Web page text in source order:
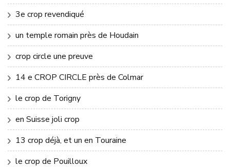
3e crop revendiqué
un temple romain près de Houdain
crop circle une preuve
14 e CROP CIRCLE près de Colmar
le crop de Torigny
en Suisse joli crop
13 crop déjà, et un en Touraine
le crop de Pouilloux